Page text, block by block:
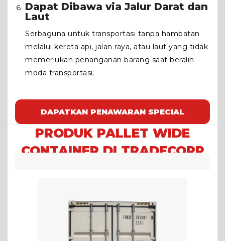
Dapat Dibawa via Jalur Darat dan
Laut
Serbaguna untuk transportasi tanpa hambatan
melalui kereta api, jalan raya, atau laut yang tidak
memerlukan penanganan barang saat beralih
moda transportasi.
DAPATKAN PENAWARAN SPECIAL
PRODUK PALLET WIDE
CONTAINER DI TRADECORP